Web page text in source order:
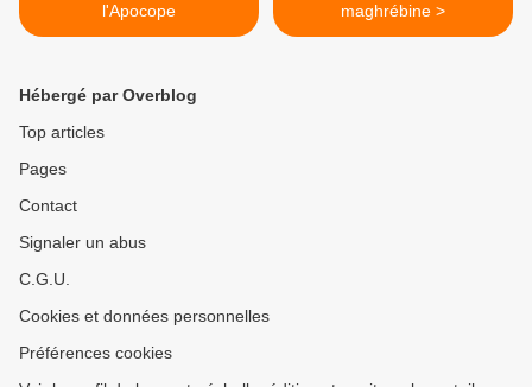
l'Apocope
maghrébine >
Hébergé par Overblog
Top articles
Pages
Contact
Signaler un abus
C.G.U.
Cookies et données personnelles
Préférences cookies